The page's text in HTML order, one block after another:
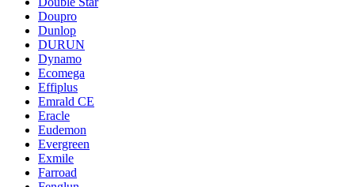
Doupro
Dunlop
DURUN
Dynamo
Ecomega
Effiplus
Emrald СЕ
Eracle
Eudemon
Evergreen
Exmile
Farroad